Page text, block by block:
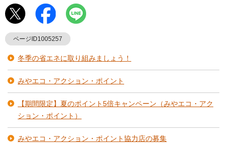
ページID1005257
冬季の省エネに取り組みましょう！
みやエコ・アクション・ポイント
【期間限定】夏のポイント5倍キャンペーン（みやエコ・アク
ション・ポイント）
みやエコ・アクション・ポイント協力店の募集